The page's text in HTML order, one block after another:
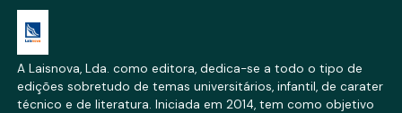
A Laisnova, Lda. como editora, dedica-se a todo o tipo de
edições sobretudo de temas universitários, infantil, de carater
técnico e de literatura. Iniciada em 2014, tem como objetivo